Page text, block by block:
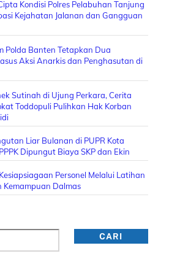
Kondisi Polres Pelabuhan Tanjung
Kejahatan Jalanan dan Gangguan
Polda Banten Tetapkan Dua
Aksi Anarkis dan Penghasutan di
Sutinah di Ujung Perkara, Cerita
Toddopuli Pulihkan Hak Korban
Liar Bulanan di PUPR Kota
Dipungut Biaya SKP dan Ekin
Personel Melalui Latihan
Kemampuan Dalmas
CARI